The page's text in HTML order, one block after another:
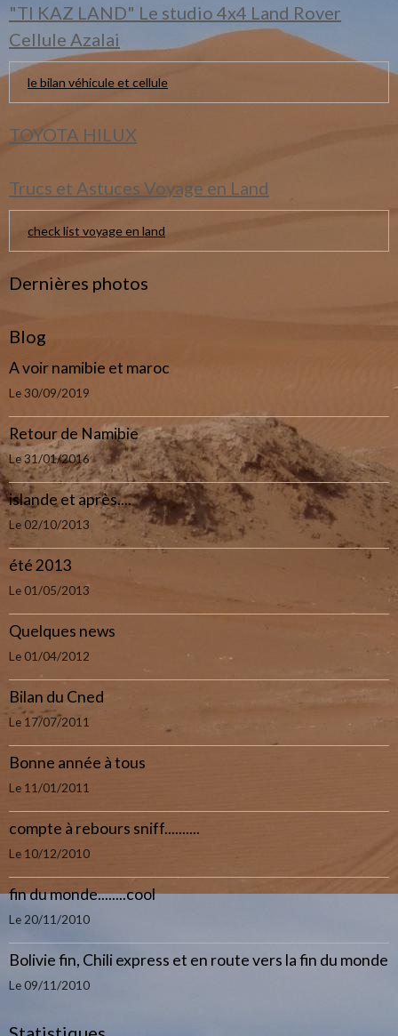
"TI KAZ LAND" Le studio 4x4 Land Rover
Cellule Azalai
le bilan véhicule et cellule
TOYOTA HILUX
Trucs et Astuces Voyage en Land
check list voyage en land
Dernières photos
Blog
A voir namibie et maroc
Le 30/09/2019
Retour de Namibie
Le 31/01/2016
islande et après....
Le 02/10/2013
été 2013
Le 01/05/2013
Quelques news
Le 01/04/2012
Bilan du Cned
Le 17/07/2011
Bonne année à tous
Le 11/01/2011
compte à rebours sniff..........
Le 10/12/2010
fin du monde........cool
Le 20/11/2010
Bolivie fin, Chili express et en route vers la fin du monde
Le 09/11/2010